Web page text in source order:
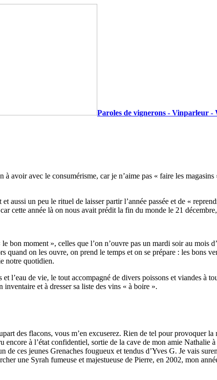
Paroles de vignerons - Vinparleur -
à avoir avec le consumérisme, car je n’aime pas « faire les
un peu le rituel de laisser partir l’année passée et de «
cette année là on nous avait prédit la fin du monde le 21
bon moment », celles que l’on n’ouvre pas un mardi soir au mois
on les ouvre, on prend le temps et on se prépare : les bons
notre quotidien.
l’eau de vie, le tout accompagné de divers poissons et viandes à
et à dresser sa liste des vins « à boire ».
des flacons, vous m’en excuserez. Rien de tel pour provoquer
à l’état confidentiel, sortie de la cave de mon amie Nathalie
ces jeunes Grenaches fougueux et tendus d’Yves G. Je vais
une Syrah fumeuse et majestueuse de Pierre, en 2002, mon